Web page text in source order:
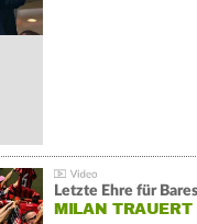
Letzte Ehre für
MILAN